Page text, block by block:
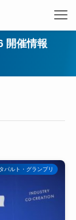
開催情報
パルト・グランプリ